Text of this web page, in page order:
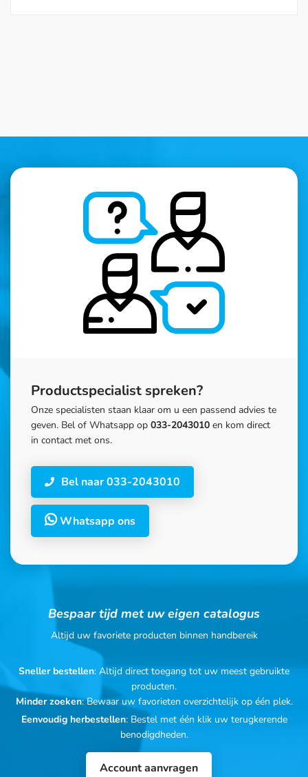
Productspecialist spreken?
Onze specialisten staan klaar om u een passend advies te
geven. Bel of Whatsapp op 033-2043010 en kom direct
in contact met ons.
Bel naar 033-2043010
Whatsapp ons
Bespaar tijd met uw eigen catalogus
Altijd uw favoriete producten binnen handbereik
Sneller bestellen: Altijd direct toegang tot uw meest gebruikte
producten.
Minder zoeken: Bewaar uw favorieten overzichtelijk op één plek.
Eenvoudig herbestellen: Bestel met één klik uw terugkerende
benodigdheden.
Account aanvragen